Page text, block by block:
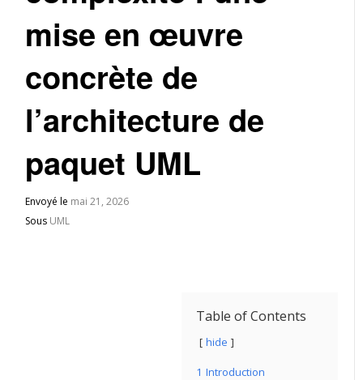
mise en œuvre
concrète de
l’architecture de
paquet UML
Envoyé le mai 21, 2026
Sous UML
Table of Contents
hide
1 Introduction